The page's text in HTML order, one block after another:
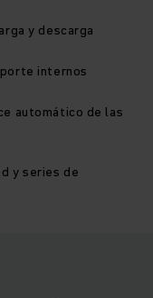
y descarga
internos
automático de las
y series de